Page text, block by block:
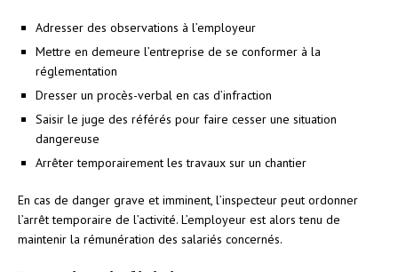
Adresser des observations à l’employeur
Mettre en demeure l’entreprise de se conformer à la
réglementation
Dresser un procès-verbal en cas d’infraction
Saisir le juge des référés pour faire cesser une situation
dangereuse
Arrêter temporairement les travaux sur un chantier
En cas de danger grave et imminent, l’inspecteur peut ordonner
l’arrêt temporaire de l’activité. L’employeur est alors tenu de
maintenir la rémunération des salariés concernés.